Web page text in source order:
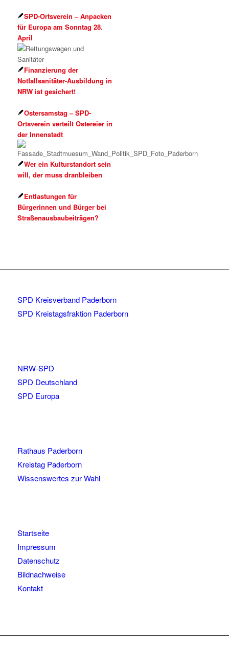
SPD-Ortsverein – Anpacken
für Europa am Sonntag 28.
April
Finanzierung der
Notfallsanitäter-Ausbildung in
NRW ist gesichert!
Ostersamstag – SPD-
Ortsverein verteilt Ostereier in
der Innenstadt
Wer ein Kulturstandort sein
will, der muss dranbleiben
Entlastungen für
Bürgerinnen und Bürger bei
Straßenausbaubeiträgen?
SPD Kreisverband Paderborn
SPD Kreistagsfraktion Paderborn
NRW-SPD
SPD Deutschland
SPD Europa
Rathaus Paderborn
Kreistag Paderborn
Wissenswertes zur Wahl
Startseite
Impressum
Datenschutz
Bildnachweise
Kontakt